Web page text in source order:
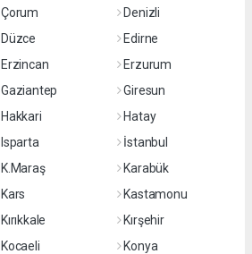
Çorum
Denizli
Düzce
Edirne
Erzincan
Erzurum
Gaziantep
Giresun
Hakkari
Hatay
Isparta
İstanbul
K.Maraş
Karabük
Kars
Kastamonu
Kırıkkale
Kırşehir
Kocaeli
Konya